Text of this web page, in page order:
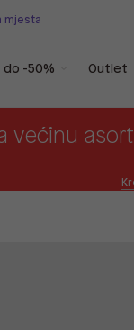
mjesta
do -50% Outlet